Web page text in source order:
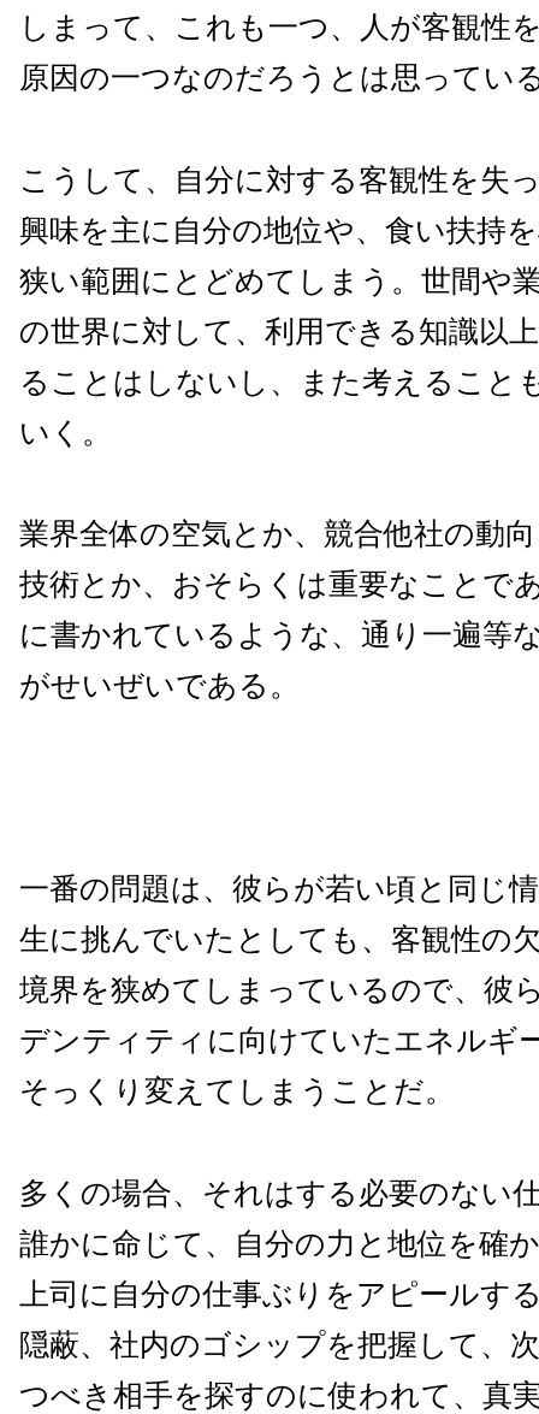
しまって、これも一つ、人が客観性
原因の一つなのだろうとは思ってい
こうして、自分に対する客観性を失
興味を主に自分の地位や、食い扶持
狭い範囲にとどめてしまう。世間や
の世界に対して、利用できる知識以
ることはしないし、また考えること
いく。
業界全体の空気とか、競合他社の動
技術とか、おそらくは重要なことで
に書かれているような、通り一遍等
がせいぜいである。
一番の問題は、彼らが若い頃と同じ
生に挑んでいたとしても、客観性の
境界を狭めてしまっているので、彼
デンティティに向けていたエネルギ
そっくり変えてしまうことだ。
多くの場合、それはする必要のない
誰かに命じて、自分の力と地位を確
上司に自分の仕事ぶりをアピールす
隠蔽、社内のゴシップを把握して、
つべき相手を探すのに使われて、真